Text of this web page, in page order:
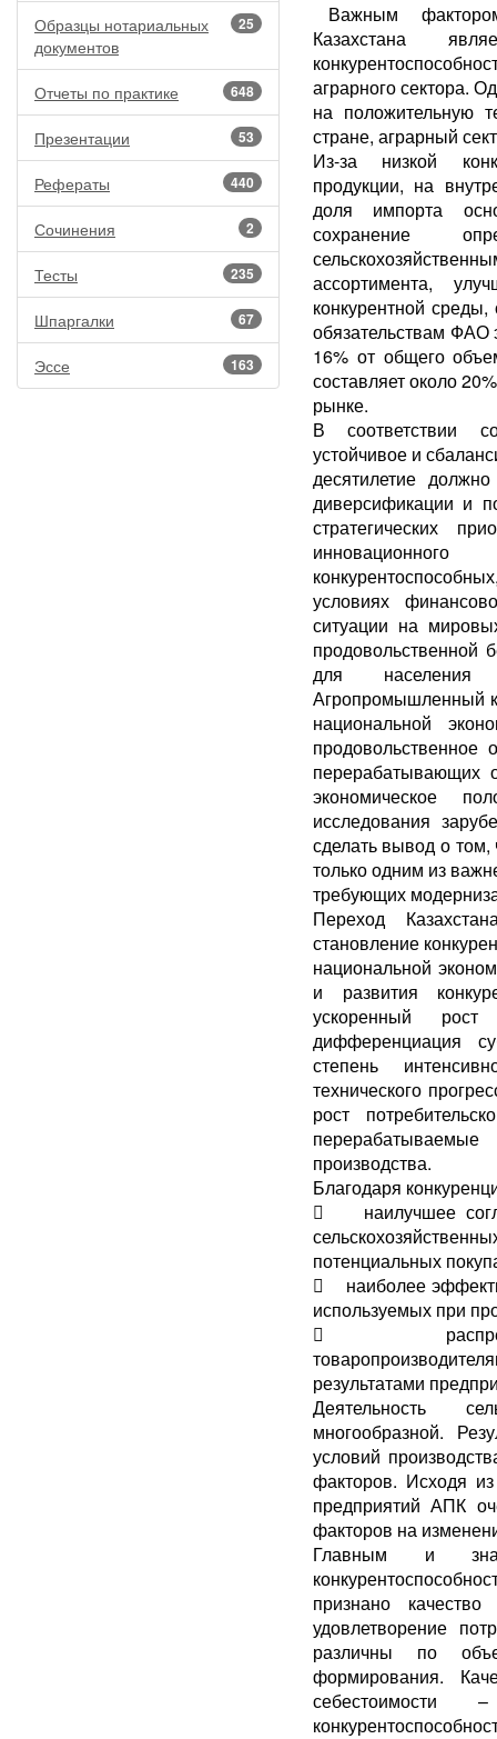
25
Образцы нотариальных
документов
648
Отчеты по практике
53
Презентации
440
Рефераты
2
Сочинения
235
Тесты
67
Шпаргалки
163
Эссе
Важным
Казахстана
аграрного сектора.
на положительную
стране, аграрный
Из-за низкой
продукции, на
доля импорта
сохранение
ассортимента,
конкурентной
обязательствам ФАО
16% от общего
составляет около
рынке.
В соответствии
устойчивое и
десятилетие
диверсификации и
стратегических
условиях
ситуации на
продовольственной
для населения
Агропромышленный
национальной
продовольственное
перерабатывающих
экономическое
исследования
сделать вывод о том,
только одним из
требующих
Переход
становление
национальной
и развития
ускоренный
дифференциация
степень
технического
рост
производства.
Благодаря
 наилучшее
потенциальных
 наиболее
используемых при

результатами
Деятельность
многообразной.
условий
факторов. Исходя из
предприятий АПК
факторов на
Главным и
признано
удовлетворение
различны по
формирования.